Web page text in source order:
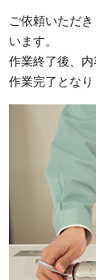
ご依頼いただ
います。
作業終了後、
作業完了となり